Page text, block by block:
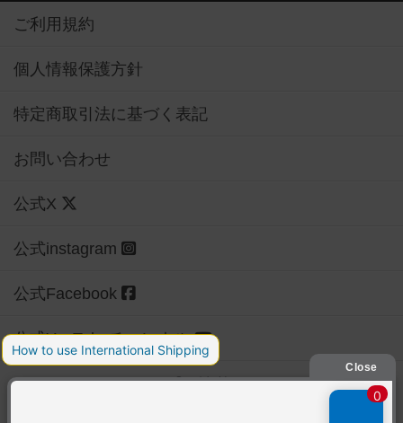
ご利用規約
個人情報保護方針
特定商取引法に基づく表記
お問い合わせ
公式X
公式instagram
公式Facebook
公式YouTubeチャンネル
Copyright (c)